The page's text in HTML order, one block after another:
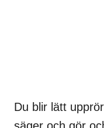
Du blir lätt